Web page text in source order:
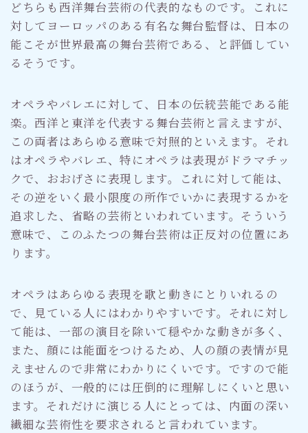
どちらも西洋舞台芸術の代表的なものです。これに
対してヨーロッパのある有名な舞台監督は、日本の
能こそが世界最高の舞台芸術である、と評価してい
るそうです。
オペラやバレエに対して、日本の伝統芸能である能
楽。西洋と東洋を代表する舞台芸術と言えますが、
この両者はあらゆる意味で対照的といえます。それ
はオペラやバレエ、特にオペラは表現がドラマチッ
クで、おおげさに表現します。これに対して能は、
その逆をいく最小限度の所作でいかに表現するかを
追求した、省略の芸術といわれています。そういう
意味で、このふたつの舞台芸術は正反対の位置にあ
ります。
オペラはあらゆる表現を歌と動きにとりいれるの
で、見ている人にはわかりやすいです。それに対し
て能は、一部の演目を除いて穏やかな動きが多く、
また、顔には能面をつけるため、人の顔の表情が見
えませんので非常にわかりにくいです。ですので能
のほうが、一般的には圧倒的に理解しにくいと思い
ます。それだけに演じる人にとっては、内面の深い
繊細な芸術性を要求されると言われています。